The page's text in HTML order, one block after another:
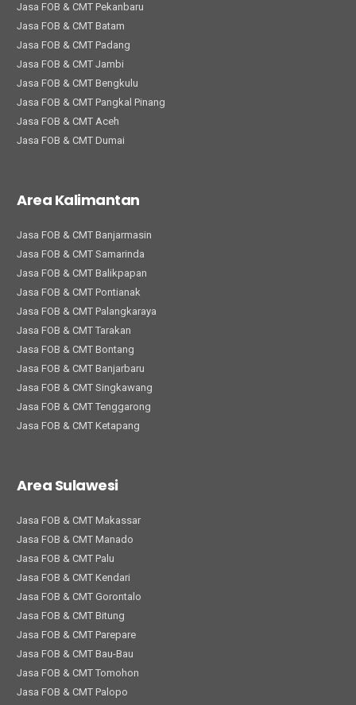
Jasa FOB & CMT Pekanbaru
Jasa FOB & CMT Batam
Jasa FOB & CMT Padang
Jasa FOB & CMT Jambi
Jasa FOB & CMT Bengkulu
Jasa FOB & CMT Pangkal Pinang
Jasa FOB & CMT Aceh
Jasa FOB & CMT Dumai
Area Kalimantan
Jasa FOB & CMT Banjarmasin
Jasa FOB & CMT Samarinda
Jasa FOB & CMT Balikpapan
Jasa FOB & CMT Pontianak
Jasa FOB & CMT Palangkaraya
Jasa FOB & CMT Tarakan
Jasa FOB & CMT Bontang
Jasa FOB & CMT Banjarbaru
Jasa FOB & CMT Singkawang
Jasa FOB & CMT Tenggarong
Jasa FOB & CMT Ketapang
Area Sulawesi
Jasa FOB & CMT Makassar
Jasa FOB & CMT Manado
Jasa FOB & CMT Palu
Jasa FOB & CMT Kendari
Jasa FOB & CMT Gorontalo
Jasa FOB & CMT Bitung
Jasa FOB & CMT Parepare
Jasa FOB & CMT Bau-Bau
Jasa FOB & CMT Tomohon
Jasa FOB & CMT Palopo